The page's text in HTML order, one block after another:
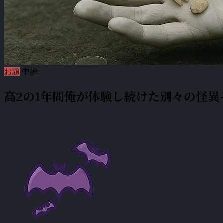
お題 中編
高2の1年間俺が体験し続けた別々の怪